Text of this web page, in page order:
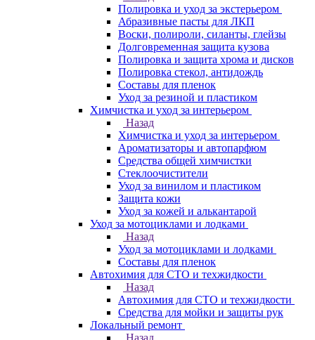
Полировка и уход за экстерьером
Абразивные пасты для ЛКП
Воски, полироли, силанты, глейзы
Долговременная защита кузова
Полировка и защита хрома и дисков
Полировка стекол, антидождь
Составы для пленок
Уход за резиной и пластиком
Химчистка и уход за интерьером
Назад
Химчистка и уход за интерьером
Ароматизаторы и автопарфюм
Средства общей химчистки
Стеклоочистители
Уход за винилом и пластиком
Защита кожи
Уход за кожей и алькантарой
Уход за мотоциклами и лодками
Назад
Уход за мотоциклами и лодками
Составы для пленок
Автохимия для СТО и техжидкости
Назад
Автохимия для СТО и техжидкости
Средства для мойки и защиты рук
Локальный ремонт
Назад